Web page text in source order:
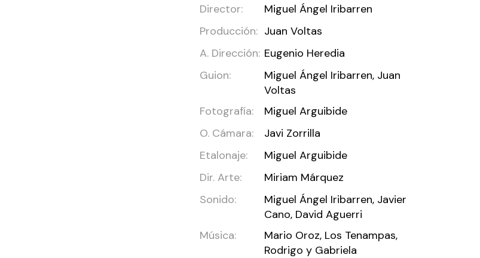
Director:
Miguel Ángel Iribarren
Producción: Juan Voltas
A. Dirección: Eugenio Heredia
Guion:
Miguel Ángel Iribarren, Juan
Voltas
Fotografía:
Miguel Arguibide
O. Cámara:
Javi Zorrilla
Etalonaje:
Miguel Arguibide
Dir. Arte:
Miriam Márquez
Sonido:
Miguel Ángel Iribarren, Javier
Cano, David Aguerri
Música:
Mario Oroz, Los Tenampas,
Rodrigo y Gabriela